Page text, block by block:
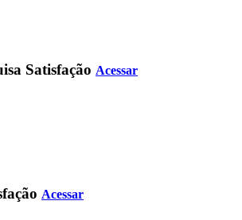
Satisfação Acessar
Acessar